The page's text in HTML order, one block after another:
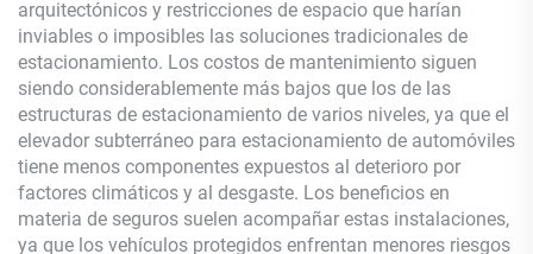
arquitectónicos y restricciones de espacio que harían
inviables o imposibles las soluciones tradicionales de
estacionamiento. Los costos de mantenimiento siguen
siendo considerablemente más bajos que los de las
estructuras de estacionamiento de varios niveles, ya que el
elevador subterráneo para estacionamiento de automóviles
tiene menos componentes expuestos al deterioro por
factores climáticos y al desgaste. Los beneficios en
materia de seguros suelen acompañar estas instalaciones,
ya que los vehículos protegidos enfrentan menores riesgos